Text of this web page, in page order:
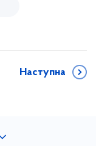
Наступна